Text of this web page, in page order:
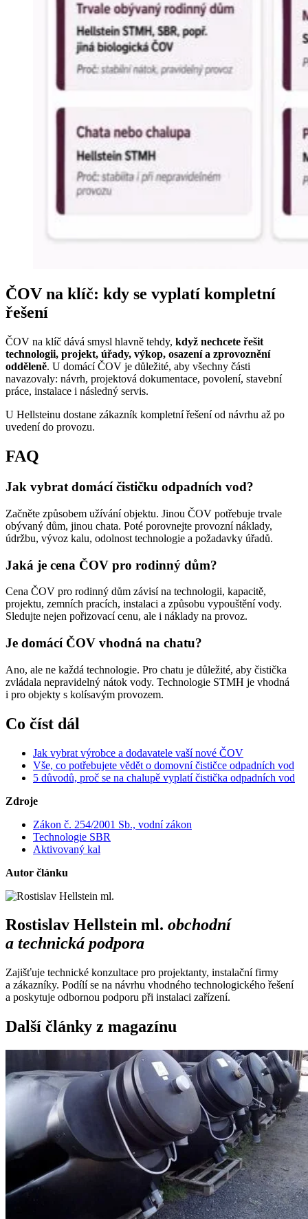
ČOV na klíč: kdy se vyplatí kompletní
řešení
ČOV na klíč dává smysl hlavně tehdy, když nechcete řešit
technologii, projekt, úřady, výkop, osazení a zprovoznění
odděleně. U domácí ČOV je důležité, aby všechny části
navazovaly: návrh, projektová dokumentace, povolení, stavební
práce, instalace i následný servis.
U Hellsteinu dostane zákazník kompletní řešení od návrhu až po
uvedení do provozu.
FAQ
Jak vybrat domácí čističku odpadních vod?
Začněte způsobem užívání objektu. Jinou ČOV potřebuje trvale
obývaný dům, jinou chata. Poté porovnejte provozní náklady,
údržbu, vývoz kalu, odolnost technologie a požadavky úřadů.
Jaká je cena ČOV pro rodinný dům?
Cena ČOV pro rodinný dům závisí na technologii, kapacitě,
projektu, zemních pracích, instalaci a způsobu vypouštění vody.
Sledujte nejen pořizovací cenu, ale i náklady na provoz.
Je domácí ČOV vhodná na chatu?
Ano, ale ne každá technologie. Pro chatu je důležité, aby čistička
zvládala nepravidelný nátok vody. Technologie STMH je vhodná
i pro objekty s kolísavým provozem.
Co číst dál
Jak vybrat výrobce a dodavatele vaší nové ČOV
Vše, co potřebujete vědět o domovní čističce odpadních vod
5 důvodů, proč se na chalupě vyplatí čistička odpadních vod
Zdroje
Zákon č. 254/2001 Sb., vodní zákon
Technologie SBR
Aktivovaný kal
Autor článku
Rostislav Hellstein ml. obchodní
a technická podpora
Zajišťuje technické konzultace pro projektanty, instalační firmy
a zákazníky. Podílí se na návrhu vhodného technologického řešení
a poskytuje odbornou podporu při instalaci zařízení.
Další články z magazínu
Cenová nabídka Domácí čističky
Odeslat
Powered by chaterimo